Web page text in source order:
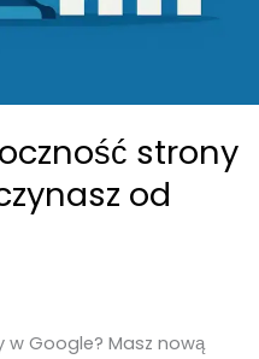
strony
od
Google? Masz nową